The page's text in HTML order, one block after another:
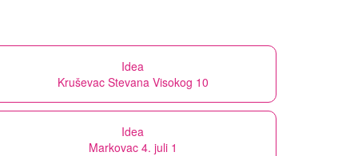
Idea
Kruševac Stevana Visokog 10
Idea
Markovac 4. juli 1